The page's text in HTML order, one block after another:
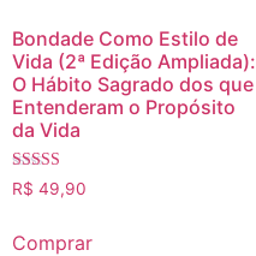
Bondade Como Estilo de
Vida (2ª Edição Ampliada):
O Hábito Sagrado dos que
Entenderam o Propósito
da Vida
Avaliação
5.00
R$ 49,90
Comprar